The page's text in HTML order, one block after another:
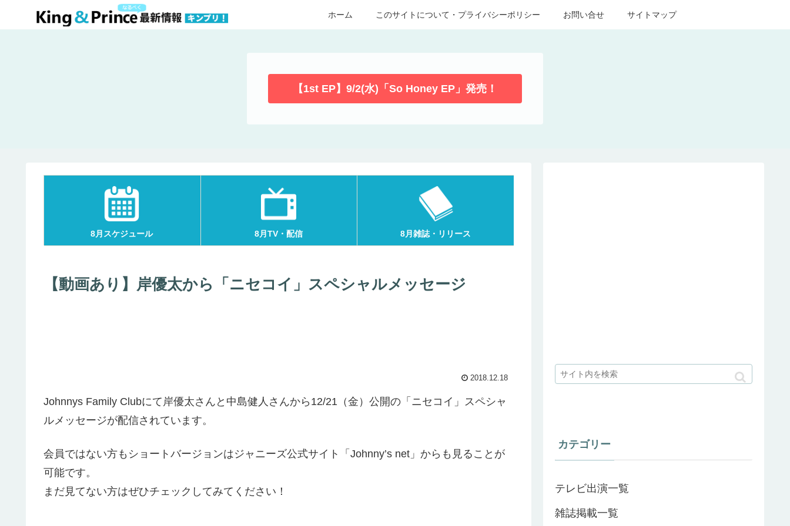
ホーム このサイトについて・プライバシーポリシー お問い合せ サイトマップ
【1st EP】9/2(水)「So Honey EP」発売！
8月スケジュール 8月TV・配信 8月雑誌・リリース
【動画あり】岸優太から「ニセコイ」スペシャルメッセージ
2018.12.18
Johnnys Family Clubにて岸優太さんと中島健人さんから12/21（金）公開の「ニセコイ」スペシャ
ルメッセージが配信されています。
会員ではない方もショートバージョンはジャニーズ公式サイト「Johnny’s net」からも見ることが
可能です。
まだ見てない方はぜひチェックしてみてください！
カテゴリー
テレビ出演一覧
雑誌掲載一覧